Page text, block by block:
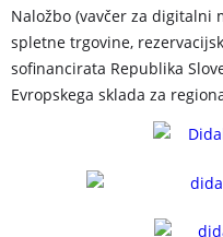
Naložbo (vavčer za digitalni
spletne trgovine,
sofinancirata Republika
Evropskega sklada za